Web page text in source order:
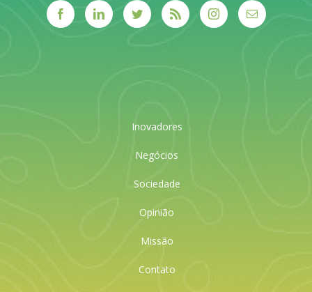
Inovadores
Negócios
Sociedade
Opinião
Missão
Contato